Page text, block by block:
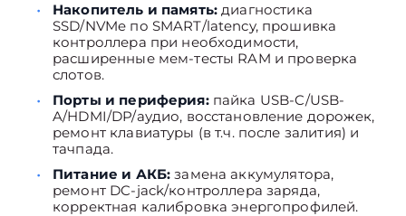
Накопитель и память: диагностика
SSD/NVMe по SMART/latency, прошивка
контроллера при необходимости,
расширенные мем-тесты RAM и проверка
слотов.
Порты и периферия:пайка USB-C/USB-
A/HDMI/DP/аудио, восстановление дорожек,
ремонт клавиатуры (в т.ч. после залития) и
тачпада.
Питание и АКБ: замена аккумулятора,
ремонт DC-jack/контроллера заряда,
корректная калибровка энергопрофилей.